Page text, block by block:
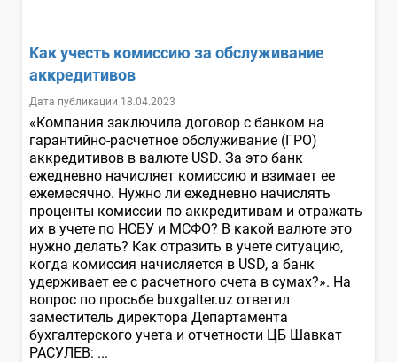
Как учесть комиссию за обслуживание
аккредитивов
Дата публикации 18.04.2023
«Компания заключила договор с банком на
гарантийно-расчетное обслуживание (ГРО)
аккредитивов в валюте USD. За это банк
ежедневно начисляет комиссию и взимает ее
ежемесячно. Нужно ли ежедневно начислять
проценты комиссии по аккредитивам и отражать
их в учете по НСБУ и МСФО? В какой валюте это
нужно делать? Как отразить в учете ситуацию,
когда комиссия начисляется в USD, а банк
удерживает ее с расчетного счета в сумах?». На
вопрос по просьбе buxgalter.uz ответил
заместитель директора Департамента
бухгалтерского учета и отчетности ЦБ Шавкат
РАСУЛЕВ: ...